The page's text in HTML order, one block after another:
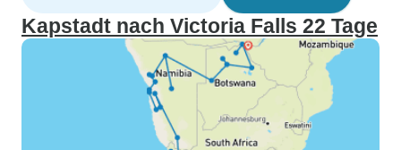
Kapstadt nach Victoria Falls 22 Tage